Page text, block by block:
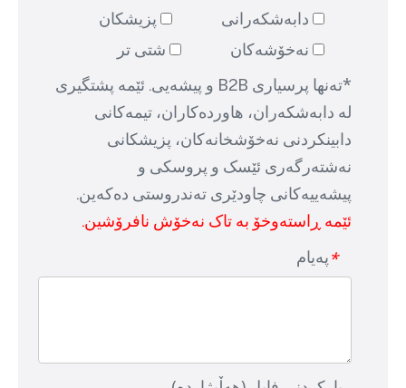
دابەشکەرانی
پزیشکان
نەخۆشەکان
شتی تر
*تەنها پرسیاری B2B و پیشەیی. ئێمە پشتگیری
لە دابەشکەران، هاوردەکاران، تیمەکانی
دابینکردنی نەخۆشخانەکان، پزیشکانی
نەشتەرگەری ئێسک و پروسکی و
پیشەییەکانی چاودێری تەندروستی دەکەین.
ئێمە ڕاستەوخۆ بە تاک نەخۆش نافرۆشین.
*پەیام